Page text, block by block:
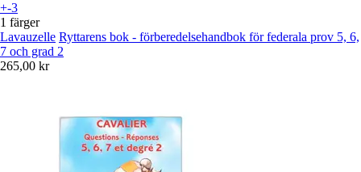
+-3
1 färger
Lavauzelle Ryttarens bok - förberedelsehandbok för federala prov 5, 6,
7 och grad 2
265,00 kr